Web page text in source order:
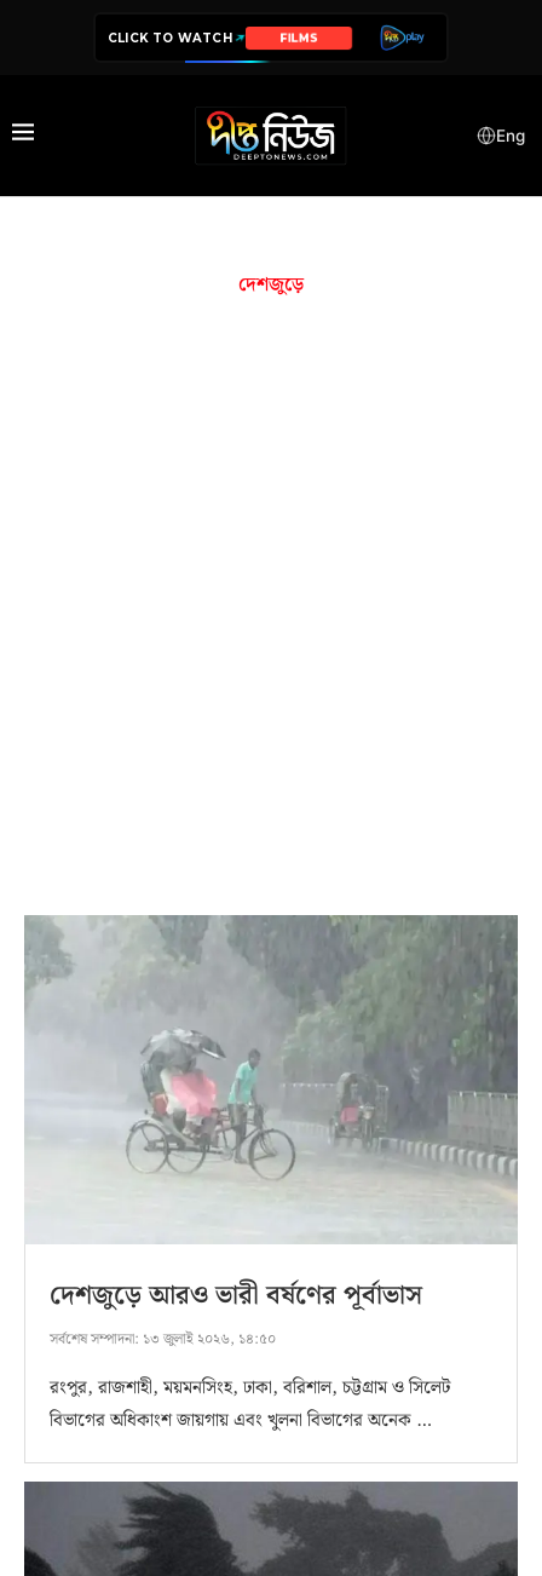
CLICK TO WATCH FILMS
Eng
দেশজুড়ে
দেশজুড়ে আরও ভারী বর্ষণের পূর্বাভাস
সর্বশেষ সম্পাদনা: ১৩ জুলাই ২০২৬, ১৪:৫০
রংপুর, রাজশাহী, ময়মনসিংহ, ঢাকা, বরিশাল, চট্টগ্রাম ও সিলেট
বিভাগের অধিকাংশ জায়গায় এবং খুলনা বিভাগের অনেক …